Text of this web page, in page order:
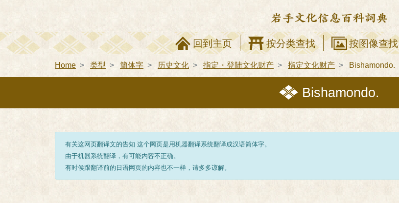
回到主页 按分类查找 按图像查找
Home 类型 簡体字 历史文化 指定・登陆文化财产 指定文化财产 Bishamondo.
Bishamondo.
有关这网页翻译文的告知 这个网页是用机器翻译系统翻译成汉语简体字。
由于机器系统翻译，有可能内容不正确。
有时侯跟翻译前的日语网页的内容也不一样，请多多谅解。